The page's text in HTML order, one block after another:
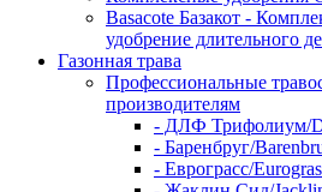
Basacote Базакот -
удобрение длительного
Газонная трава
Профессиональные
производителям
- ДЛФ Трифолиум/
- Баренбруг/
- Еврограсс/